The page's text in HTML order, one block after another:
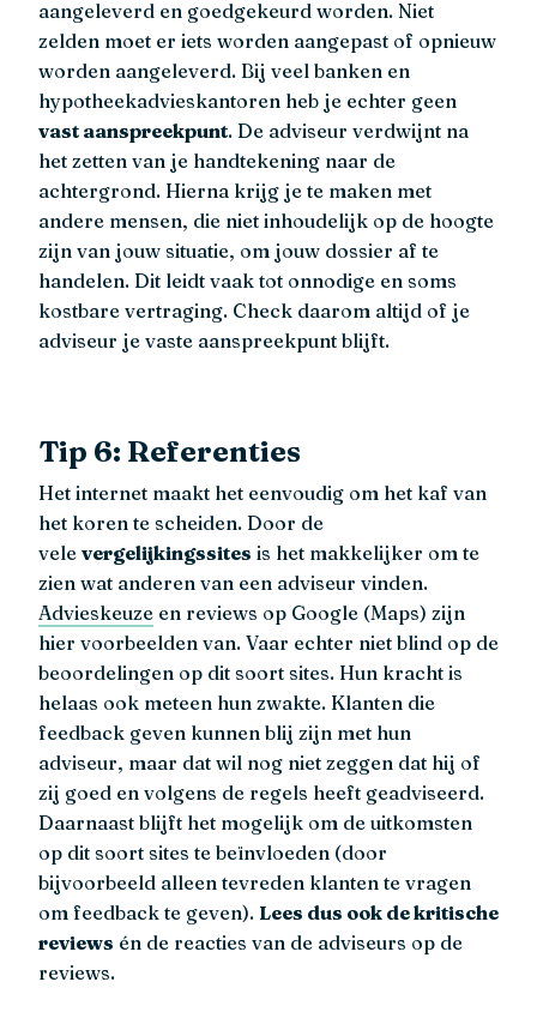
aangeleverd en goedgekeurd worden. Niet
zelden moet er iets worden aangepast of opnieuw
worden aangeleverd. Bij veel banken en
hypotheekadvieskantoren heb je echter geen
vast aanspreekpunt. De adviseur verdwijnt na
het zetten van je handtekening naar de
achtergrond. Hierna krijg je te maken met
andere mensen, die niet inhoudelijk op de hoogte
zijn van jouw situatie, om jouw dossier af te
handelen. Dit leidt vaak tot onnodige en soms
kostbare vertraging. Check daarom altijd of je
adviseur je vaste aanspreekpunt blijft.
Tip 6: Referenties
Het internet maakt het eenvoudig om het kaf van
het koren te scheiden. Door de
vele vergelijkingssites is het makkelijker om te
zien wat anderen van een adviseur vinden.
Advieskeuze en reviews op Google (Maps) zijn
hier voorbeelden van. Vaar echter niet blind op de
beoordelingen op dit soort sites. Hun kracht is
helaas ook meteen hun zwakte. Klanten die
feedback geven kunnen blij zijn met hun
adviseur, maar dat wil nog niet zeggen dat hij of
zij goed en volgens de regels heeft geadviseerd.
Daarnaast blijft het mogelijk om de uitkomsten
op dit soort sites te beïnvloeden (door
bijvoorbeeld alleen tevreden klanten te vragen
om feedback te geven). Lees dus ook de kritische
reviews én de reacties van de adviseurs op de
reviews.